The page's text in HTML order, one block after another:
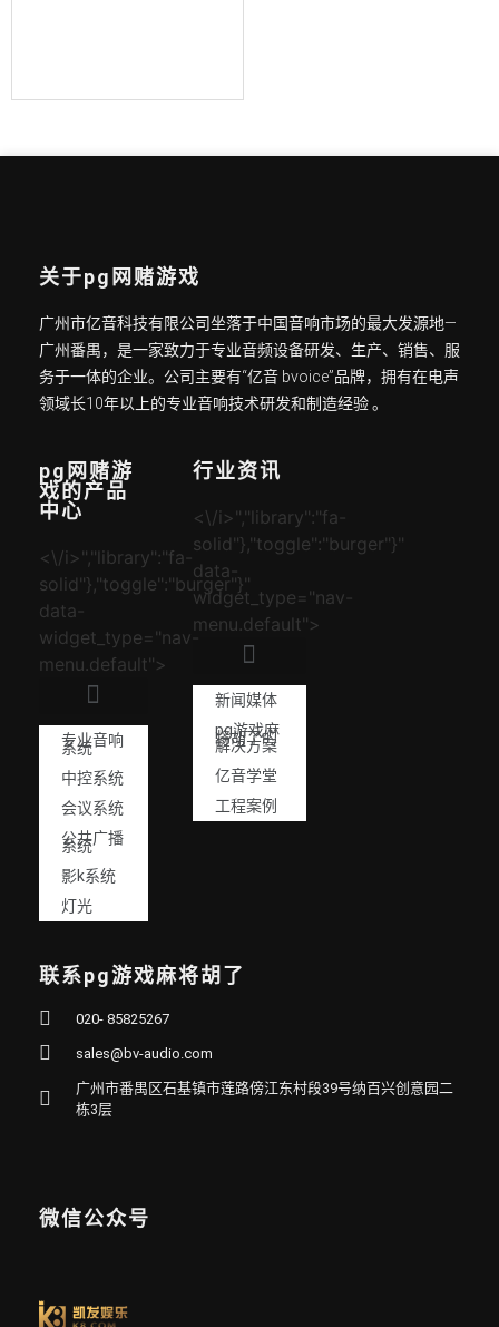
关于pg网赌游戏
广州市亿音科技有限公司坐落于中国音响市场的最大发源地—
广州番禺，是一家致力于专业音频设备研发、生产、销售、服
务于一体的企业。公司主要有“亿音 bvoice”品牌，拥有在电声
领域长10年以上的专业音响技术研发和制造经验 。
pg网赌游
戏的产品
中心
<\/i>","library":"fa-
solid"},"toggle":"burger"}"
data-
widget_type="nav-
menu.default">
专业音响
系统
中控系统
会议系统
公共广播
系统
影k系统
灯光
行业资讯
<\/i>","library":"fa-
solid"},"toggle":"burger"}"
data-
widget_type="nav-
menu.default">
新闻媒体
pg游戏麻
将胡了的
解决方案
亿音学堂
工程案例
联系pg游戏麻将胡了
020- 85825267
sales@bv-audio.com
广州市番禺区石基镇市莲路傍江东村段39号纳百兴创意园二
栋3层
微信公众号